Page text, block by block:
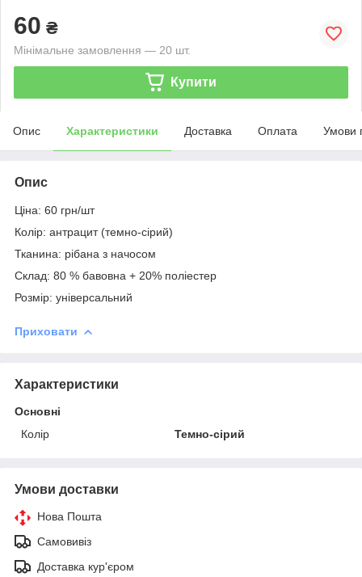
60 ₴
Мінімальне замовлення — 20 шт.
Купити
Опис Характеристики Доставка Оплата Умови
Опис
Ціна: 60 грн/шт
Колір: антрацит (темно-сірий)
Тканина: рібана з начосом
Склад: 80 % бавовна + 20% поліестер
Розмір: універсальний
Приховати
Характеристики
Основні
Колір
Темно-сірий
Умови доставки
Нова Пошта
Самовивіз
Доставка кур'єром